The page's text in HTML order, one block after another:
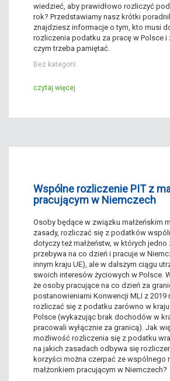
wiedzieć, aby prawidłowo rozliczyć
rok? Przedstawiamy nasz krótki
znajdziesz informacje o tym, kto musi
rozliczenia podatku za pracę w Polsce i
czym trzeba pamiętać.
Bez kategorii
czytaj więcej
Wspólne rozliczenie PIT z
pracującym w Niemczech
Osoby będące w związku małżeńskim
zasady, rozliczać się z podatków
dotyczy też małżeństw, w których jedno
przebywa na co dzień i pracuje w
innym kraju UE), ale w dalszym ciągu
swoich interesów życiowych w Polsce.
że osoby pracujące na co dzień za
postanowieniami Konwencji MLI z 2019
rozliczać się z podatku zarówno w kraju
Polsce (wykazując brak dochodów w
pracowali wyłącznie za granicą). Jak
możliwość rozliczenia się z podatku
na jakich zasadach odbywa się
korzyści można czerpać ze wspólnego
małżonkiem pracującym w Niemczech?